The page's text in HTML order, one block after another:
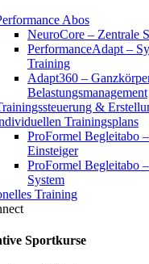
Abos
NeuroCore – Zentrale
PerformanceAdapt –
Training
Adapt360 –
Belastungsmanagement
&
Trainingsplans
ProFormel Begleitabo
Einsteiger
ProFormel Begleitabo
System
Training
Sportkurse